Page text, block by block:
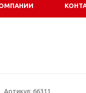
Артикул: 66311